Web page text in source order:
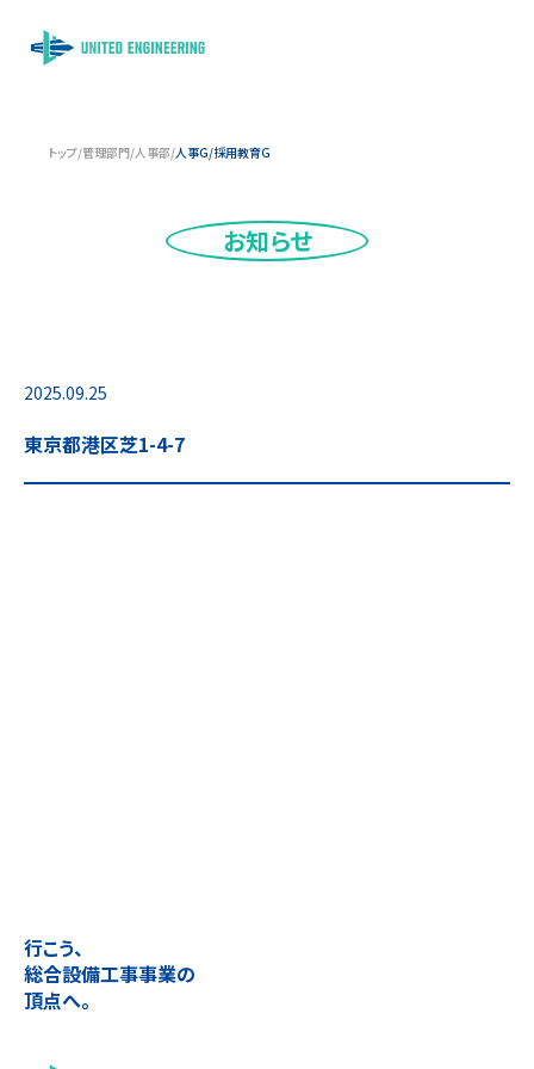
トップ/管理部門/人事部/人事G/採用教育G
お知らせ
2025.09.25
東京都港区芝1-4-7
行こう、
総合設備工事事業の
頂点へ。